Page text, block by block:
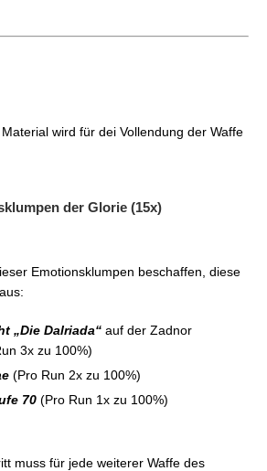
wird für dei Vollendung der Waffe
der Glorie (15x)
Emotionsklumpen beschaffen, diese
„Die Dalriada“ auf der Zadnor
3x zu 100%)
(Pro Run 2x zu 100%)
70 (Pro Run 1x zu 100%)
muss für jede weiterer Waffe des